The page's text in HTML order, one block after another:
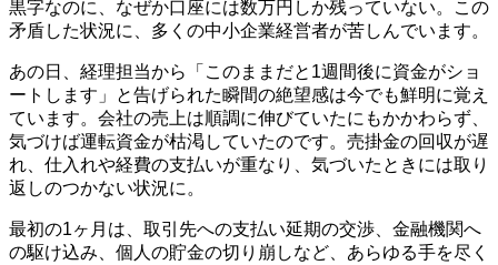
黒字なのに、なぜか口座には数万円しか残っていない。この
矛盾した状況に、多くの中小企業経営者が苦しんでいます。
あの日、経理担当から「このままだと1週間後に資金がショ
ートします」と告げられた瞬間の絶望感は今でも鮮明に覚え
ています。会社の売上は順調に伸びていたにもかかわらず、
気づけば運転資金が枯渇していたのです。売掛金の回収が遅
れ、仕入れや経費の支払いが重なり、気づいたときには取り
返しのつかない状況に。
最初の1ヶ月は、取引先への支払い延期の交渉、金融機関へ
の駆け込み、個人の貯金の切り崩しなど、あらゆる手を尽く